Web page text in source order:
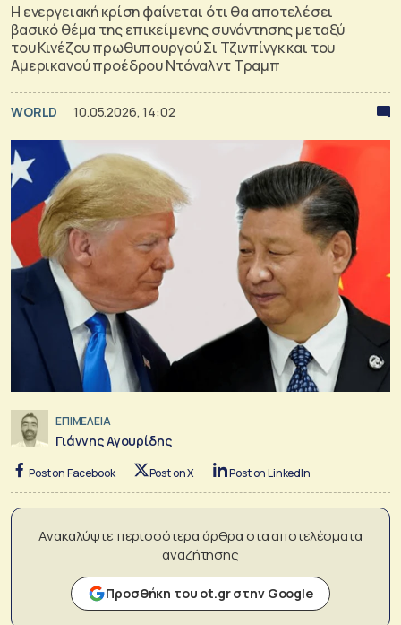
Η ενεργειακή κρίση φαίνεται ότι θα αποτελέσει
βασικό θέμα της επικείμενης συνάντησης μεταξύ
του Κινέζου πρωθυπουργού Σι Τζινπίνγκ και του
Αμερικανού προέδρου Ντόναλντ Τραμπ
WORLD 10.05.2026, 14:02
ΕΠΙΜΕΛΕΙΑ
Γιάννης Αγουρίδης
Post on Facebook Post on X Post on LinkedIn
Ανακαλύψτε περισσότερα άρθρα στα αποτελέσματα
αναζήτησης
Προσθήκη του ot.gr στην Google